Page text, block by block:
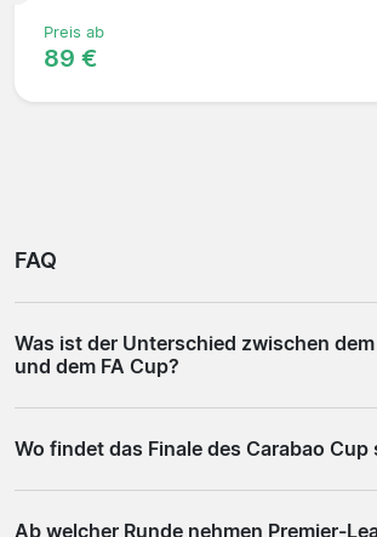
Preis ab
89 €
FAQ
Was ist der Unterschied zwischen
und dem FA Cup?
League und umfasst alle 92 Profivereine
Wo findet das Finale des Carabao Cup
Ab welcher Runde nehmen Premier-